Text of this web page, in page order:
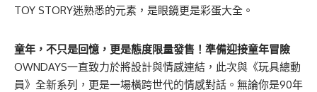
TOY STORY迷熟悉的元素，是眼鏡更是彩蛋大全。
童年，不只是回憶，更是態度限量發售！準備迎接童年冒險
OWNDAYS一直致力於將設計與情感連結，此次與《玩具總動
員》全新系列，更是一場橫跨世代的情感對話。無論你是90年